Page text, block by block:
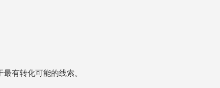
有转化可能的线索。